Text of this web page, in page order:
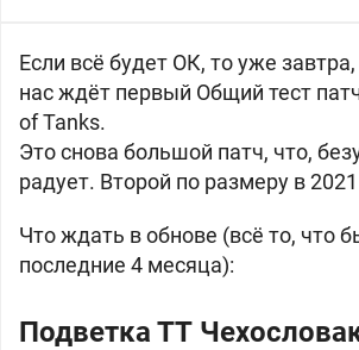
Если всё будет ОК, то уже
нас ждёт первый Общий тест
of Tanks.
Это снова большой патч, что,
радует. Второй по размеру в 2021
Что ждать в обнове (всё то, что
последние 4 месяца):
Подветка ТТ